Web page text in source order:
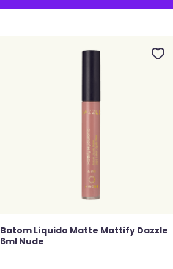
Batom Líquido Matte Mattify Dazzle
6ml Nude